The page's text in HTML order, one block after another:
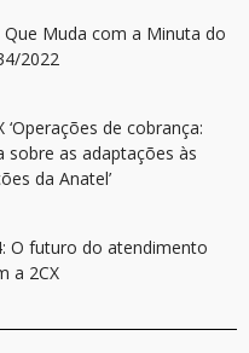
Que Muda com a Minuta do
2022
‘Operações de cobrança:
sobre as adaptações às
da Anatel’
O futuro do atendimento
a 2CX